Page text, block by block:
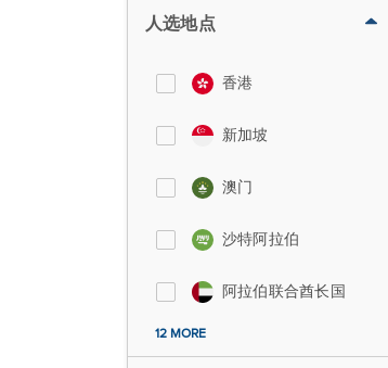
人选地点
香港
新加坡
澳门
沙特阿拉伯
阿拉伯联合酋长国
12 MORE